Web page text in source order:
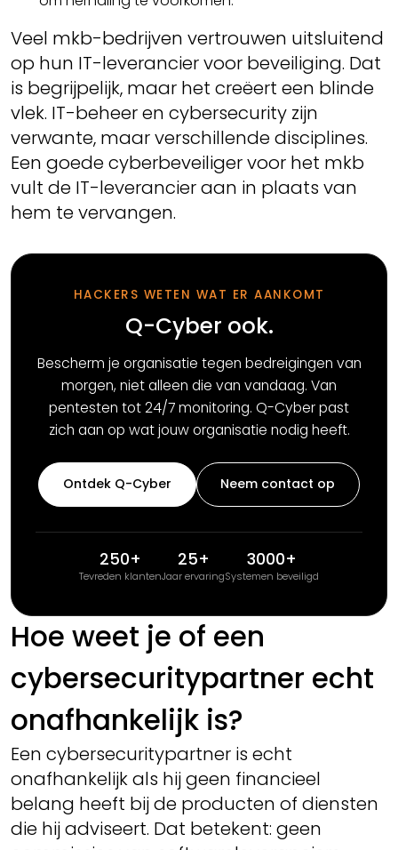
Veel mkb-bedrijven vertrouwen uitsluitend
op hun IT-leverancier voor beveiliging. Dat
is begrijpelijk, maar het creëert een blinde
vlek. IT-beheer en cybersecurity zijn
verwante, maar verschillende disciplines.
Een goede cyberbeveiliger voor het mkb
vult de IT-leverancier aan in plaats van
hem te vervangen.
HACKERS WETEN WAT ER AANKOMT
Q-Cyber ook.
Bescherm je organisatie tegen bedreigingen van
morgen, niet alleen die van vandaag. Van
pentesten tot 24/7 monitoring. Q-Cyber past
zich aan op wat jouw organisatie nodig heeft.
Ontdek Q-Cyber Neem contact op
250+
Tevreden klanten
25+
Jaar ervaring
3000+
Systemen beveiligd
Hoe weet je of een
cybersecuritypartner echt
onafhankelijk is?
Een cybersecuritypartner is echt
onafhankelijk als hij geen financieel
belang heeft bij de producten of diensten
die hij adviseert. Dat betekent: geen